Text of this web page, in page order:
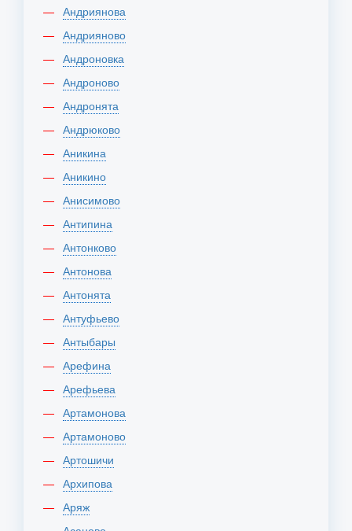
Андриянова
Андрияново
Андроновка
Андроново
Андронята
Андрюково
Аникина
Аникино
Анисимово
Антипина
Антонково
Антонова
Антонята
Антуфьево
Антыбары
Арефина
Арефьева
Артамонова
Артамоново
Артошичи
Архипова
Аряж